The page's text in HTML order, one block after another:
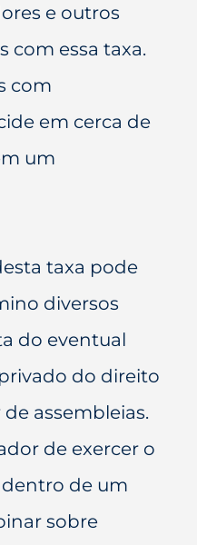
e outros
com essa taxa.
com
em cerca de
um
taxa pode
diversos
do eventual
do direito
assembleias.
de exercer o
de um
sobre